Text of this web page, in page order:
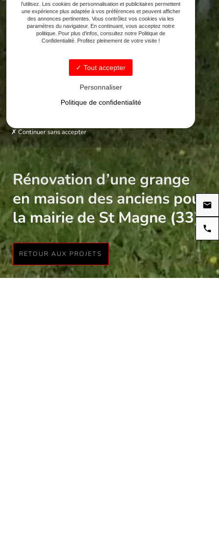
Rénovation d’une grange
en maison des anciens pour
la mairie de St Magne (33)
RETOUR AUX PROJETS
l'utilisez. Les cookies de personnalisation et publicitaires permettent
une expérience plus adaptée à vos préférences et peuvent afficher
des annonces pertinentes. Vous contrôlez vos cookies via les
paramètres du navigateur. En continuant, vous acceptez notre
politique. Pour plus d'infos, consultez notre Politique de
Confidentialité. Profitez pleinement de votre visite !
Tout accepter
Personnaliser
Politique de confidentialité
Continuer sans accepter